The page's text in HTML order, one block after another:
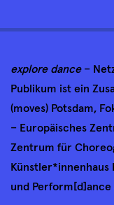
explore dance –
Publikum ist ein
(moves) Potsdam,
– Europäisches
Zentrum für
und Perform[d]ance